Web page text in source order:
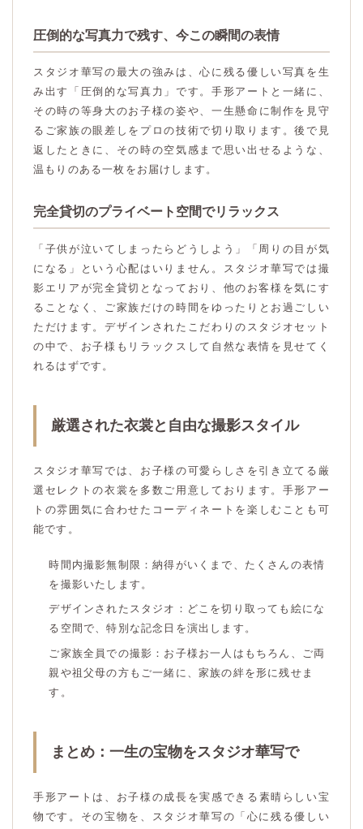
圧倒的な写真力で残す、今この瞬間の表情
スタジオ華写の最大の強みは、心に残る優しい写真を生
み出す「圧倒的な写真力」です。手形アートと一緒に、
その時の等身大のお子様の姿や、一生懸命に制作を見守
るご家族の眼差しをプロの技術で切り取ります。後で見
返したときに、その時の空気感まで思い出せるような、
温もりのある一枚をお届けします。
完全貸切のプライベート空間でリラックス
「子供が泣いてしまったらどうしよう」「周りの目が気
になる」という心配はいりません。スタジオ華写では撮
影エリアが完全貸切となっており、他のお客様を気にす
ることなく、ご家族だけの時間をゆったりとお過ごしい
ただけます。デザインされたこだわりのスタジオセット
の中で、お子様もリラックスして自然な表情を見せてく
れるはずです。
厳選された衣裳と自由な撮影スタイル
スタジオ華写では、お子様の可愛らしさを引き立てる厳
選セレクトの衣裳を多数ご用意しております。手形アー
トの雰囲気に合わせたコーディネートを楽しむことも可
能です。
時間内撮影無制限：納得がいくまで、たくさんの表情
を撮影いたします。
デザインされたスタジオ：どこを切り取っても絵にな
る空間で、特別な記念日を演出します。
ご家族全員での撮影：お子様お一人はもちろん、ご両
親や祖父母の方もご一緒に、家族の絆を形に残せま
す。
まとめ：一生の宝物をスタジオ華写で
手形アートは、お子様の成長を実感できる素晴らしい宝
物です。その宝物を、スタジオ華写の「心に残る優しい